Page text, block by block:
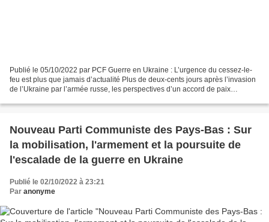
Publié le 05/10/2022 par PCF Guerre en Ukraine : L’urgence du cessez-le-
feu est plus que jamais d’actualité Plus de deux-cents jours après l’invasion
de l’Ukraine par l’armée russe, les perspectives d’un accord de paix
Nouveau Parti Communiste des Pays-Bas : Sur
la mobilisation, l'armement et la poursuite de
l'escalade de la guerre en Ukraine
Publié le 02/10/2022 à 23:21
Par anonyme